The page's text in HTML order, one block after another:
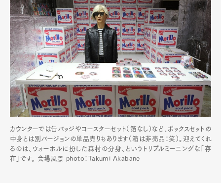
カウンターでは缶バッジやコースターセット（箔なし）など、ボックスセットの
中身とは別バージョンの単品売りもあります（箱は非売品：笑）。迎えてくれ
るのは、ウォーホルに扮した森村の分身、というトリプルミーニングな「存
在」です。 会場風景 photo：Takumi Akabane